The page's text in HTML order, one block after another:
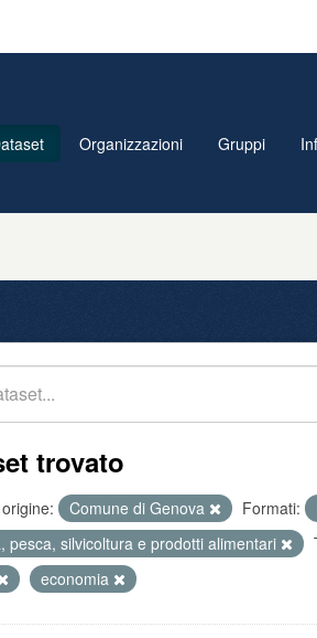
Organizzazioni Gruppi
trovato
Comune di Genova Formati:
pesca, silvicoltura e prodotti alimentari
economia